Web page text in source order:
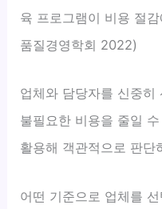
육 프로그램이 비용 절
품질경영학회 2022)
업체와 담당자를 신중히
불필요한 비용을 줄일
활용해 객관적으로 판단
어떤 기준으로 업체를